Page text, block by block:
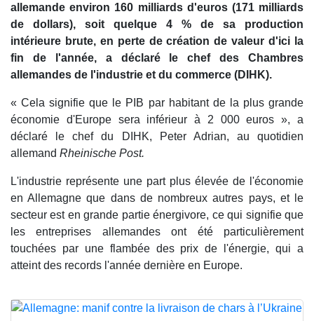
allemande environ 160 milliards d'euros (171 milliards
de dollars), soit quelque 4 % de sa production
intérieure brute, en perte de création de valeur d'ici la
fin de l'année, a déclaré le chef des Chambres
allemandes de l'industrie et du commerce (DIHK).
« Cela signifie que le PIB par habitant de la plus grande
économie d'Europe sera inférieur à 2 000 euros », a
déclaré le chef du DIHK, Peter Adrian, au quotidien
allemand Rheinische Post.
L'industrie représente une part plus élevée de l'économie
en Allemagne que dans de nombreux autres pays, et le
secteur est en grande partie énergivore, ce qui signifie que
les entreprises allemandes ont été particulièrement
touchées par une flambée des prix de l'énergie, qui a
atteint des records l'année dernière en Europe.